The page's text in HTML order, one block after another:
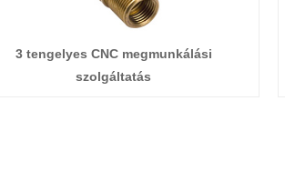
3 tengelyes CNC megmunkálási
szolgáltatás